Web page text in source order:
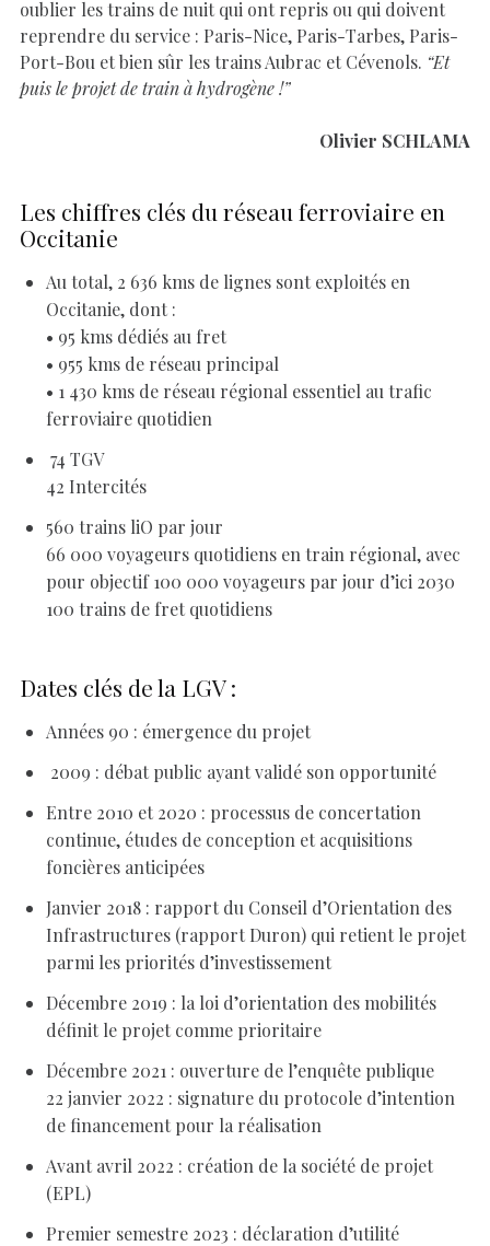
oublier les trains de nuit qui ont repris ou qui doivent
reprendre du service : Paris-Nice, Paris-Tarbes, Paris-
Port-Bou et bien sûr les trains Aubrac et Cévenols. “Et
puis le projet de train à hydrogène !”
Olivier SCHLAMA
Les chiffres clés du réseau ferroviaire en
Occitanie
Au total, 2 636 kms de lignes sont exploités en
Occitanie, dont :
• 95 kms dédiés au fret
• 955 kms de réseau principal
• 1 430 kms de réseau régional essentiel au trafic
ferroviaire quotidien
74 TGV
42 Intercités
560 trains liO par jour
66 000 voyageurs quotidiens en train régional, avec
pour objectif 100 000 voyageurs par jour d’ici 2030
100 trains de fret quotidiens
Dates clés de la LGV :
Années 90 : émergence du projet
2009 : débat public ayant validé son opportunité
Entre 2010 et 2020 : processus de concertation
continue, études de conception et acquisitions
foncières anticipées
Janvier 2018 : rapport du Conseil d’Orientation des
Infrastructures (rapport Duron) qui retient le projet
parmi les priorités d’investissement
Décembre 2019 : la loi d’orientation des mobilités
définit le projet comme prioritaire
Décembre 2021 : ouverture de l’enquête publique
22 janvier 2022 : signature du protocole d’intention
de financement pour la réalisation
Avant avril 2022 : création de la société de projet
(EPL)
Premier semestre 2023 : déclaration d’utilité